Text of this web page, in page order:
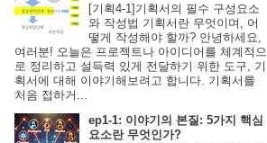
[기획4-1]기획서의 필수 구성요소
와 작성법 기획서란 무엇이며, 어
떻게 작성해야 할까? 안녕하세요,
여러분! 오늘은 프로젝트나 아이디어를 체계적으
로 정리하고 설득력 있게 전달하기 위한 도구, 기
획서에 대해 이야기해보려고 합니다. 기획서를
처음 접하거...
ep1-1: 이야기의 본질: 5가지 핵심
요소란 무엇인가?